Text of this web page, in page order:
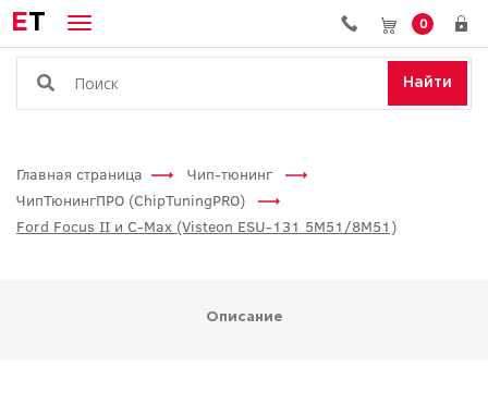
ET 0
Найти
Главная страница
Чип-тюнинг
ЧипТюнингПРО (ChipTuningPRO)
Ford Focus II и C-Max (Visteon ESU-131 5M51/8M51)
Описание